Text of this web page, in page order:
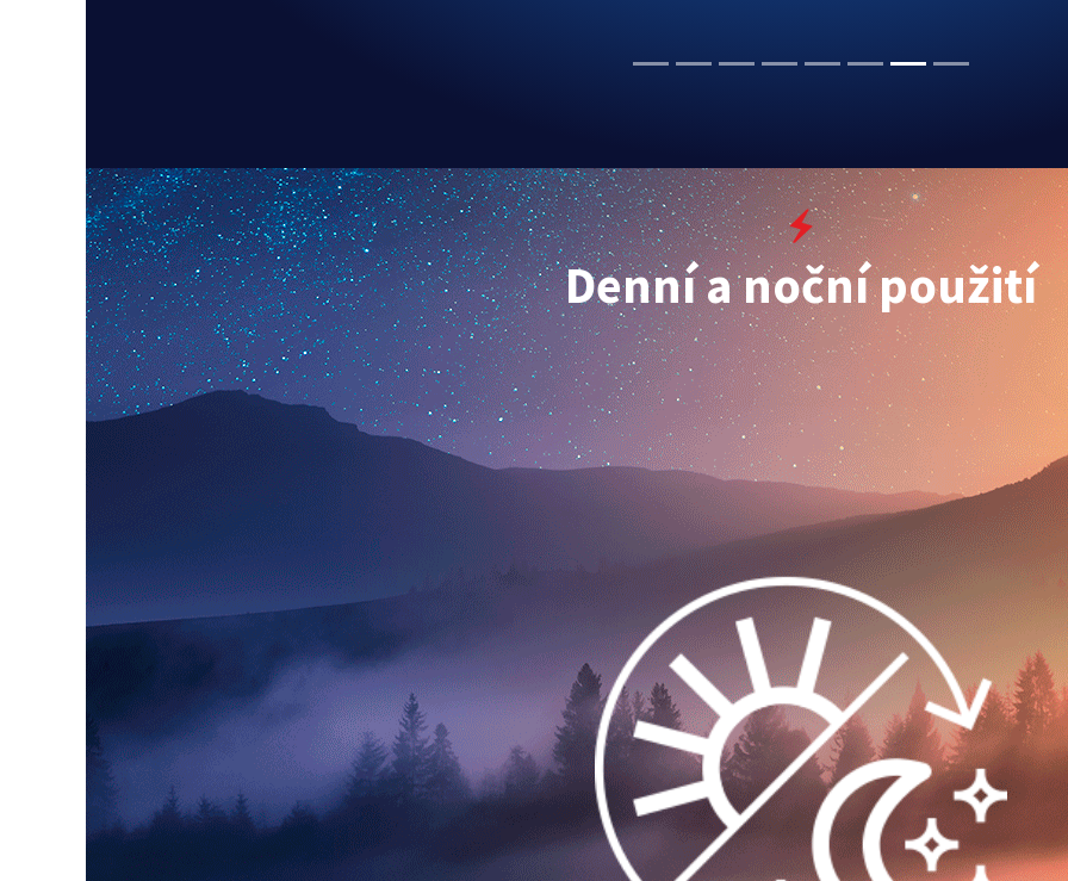
Denní a noční použití